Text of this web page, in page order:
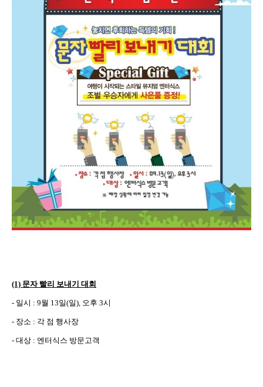
(1) 문자 빨리 보내기 대회
- 일시 : 9월 13일(일), 오후 3시
- 장소 : 각 점 행사장
- 대상 : 엔터식스 방문고객